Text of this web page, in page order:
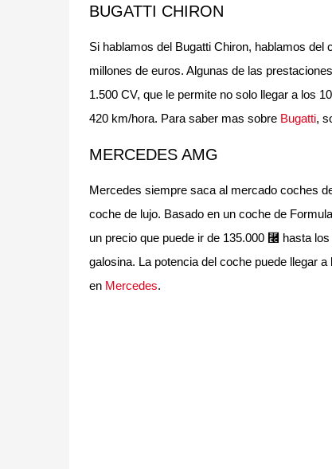
BUGATTI CHIRON
Si hablamos del Bugatti Chiron, hablamos
millones de euros. Algunas de las
1.500 CV, que le permite no solo llegar a los
420 km/hora. Para saber mas sobre Bugatti,
MERCEDES AMG
Mercedes siempre saca al mercado coches
coche de lujo. Basado en un coche de
un precio que puede ir de 135.000 ⿬ hasta
galosina. La potencia del coche puede llegar
en Mercedes.